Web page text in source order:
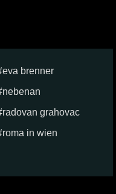
eva brenner
nebenan
radovan grahovac
roma in wien